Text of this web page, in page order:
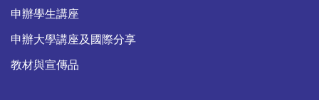
申辦學生講座
申辦大學講座及國際分享
教材與宣傳品